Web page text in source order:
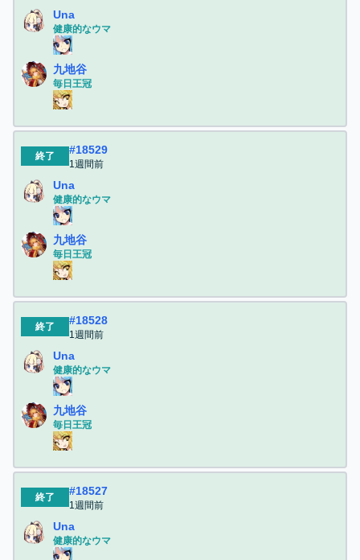
Una
健康的なウマ
九地谷
毎日王冠
終了 #18529
1週間前
Una
健康的なウマ
九地谷
毎日王冠
終了 #18528
1週間前
Una
健康的なウマ
九地谷
毎日王冠
終了 #18527
1週間前
Una
健康的なウマ